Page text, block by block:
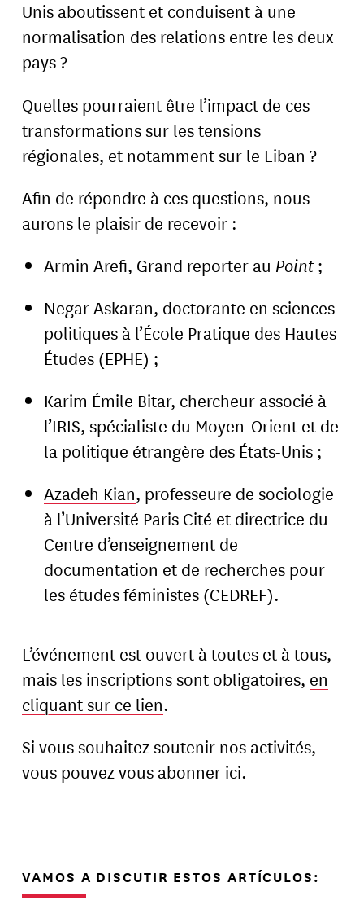
Unis aboutissent et conduisent à une
normalisation des relations entre les deux
pays ?
Quelles pourraient être l’impact de ces
transformations sur les tensions
régionales, et notamment sur le Liban ?
Afin de répondre à ces questions, nous
aurons le plaisir de recevoir :
Armin Arefi, Grand reporter au Point;
Negar Askaran, doctorante en sciences
politiques à l’École Pratique des Hautes
Études (EPHE) ;
Karim Émile Bitar, chercheur associé à
l’IRIS, spécialiste du Moyen-Orient et de
la politique étrangère des États-Unis ;
Azadeh Kian, professeure de sociologie
à l’Université Paris Cité et directrice du
Centre d’enseignement de
documentation et de recherches pour
les études féministes (CEDREF).
L’événement est ouvert à toutes et à tous,
mais les inscriptions sont obligatoires, en
cliquant sur ce lien.
Si vous souhaitez soutenir nos activités,
vous pouvez vous abonner ici.
VAMOS A DISCUTIR ESTOS ARTÍCULOS: